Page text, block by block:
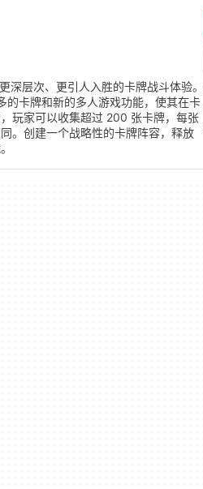
层次、更引人入胜的卡牌战斗体验。
的卡牌和新的多人游戏功能，使其在卡
玩家可以收集超过 200 张卡牌，每张
。创建一个战略性的卡牌阵容，释放